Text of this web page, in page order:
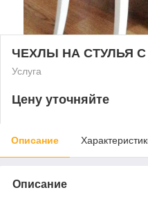
ЧЕХЛЫ НА СТУЛЬЯ
Услуга
Цену уточняйте
Описание
Описание